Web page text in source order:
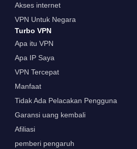
Akses internet
VPN Untuk Negara
Turbo VPN
Apa itu VPN
Apa IP Saya
VPN Tercepat
Manfaat
Tidak Ada Pelacakan Pengguna
Garansi uang kembali
Afiliasi
pemberi pengaruh